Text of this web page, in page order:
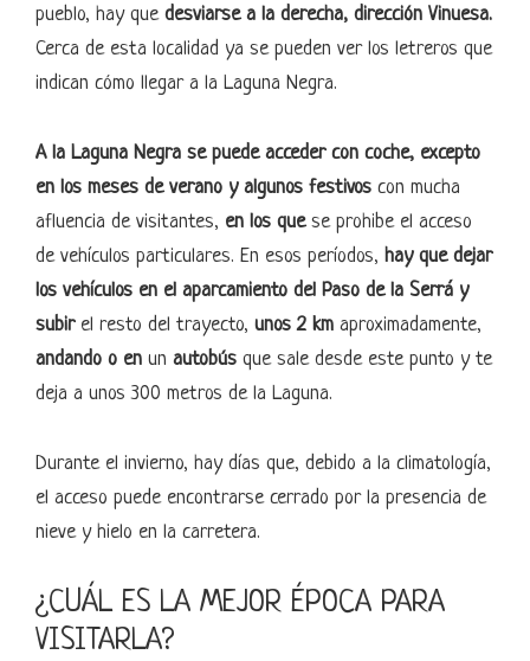
pueblo, hay que desviarse a la derecha, dirección Vinuesa.
Cerca de esta localidad ya se pueden ver los letreros que
indican cómo llegar a la Laguna Negra.
A la Laguna Negra se puede acceder con coche, excepto
en los meses de verano y algunos festivos con mucha
afluencia de visitantes, en los quese prohibe el acceso
de vehículos particulares. En esos períodos, hay que dejar
los vehículos en el aparcamiento del Paso de la Serrá y
subir el resto del trayecto, unos 2 km aproximadamente,
andando o en un autobús que sale desde este punto y te
deja a unos 300 metros de la Laguna.
Durante el invierno, hay días que, debido a la climatología,
el acceso puede encontrarse cerrado por la presencia de
nieve y hielo en la carretera.
¿CUÁL ES LA MEJOR ÉPOCA PARA
VISITARLA?